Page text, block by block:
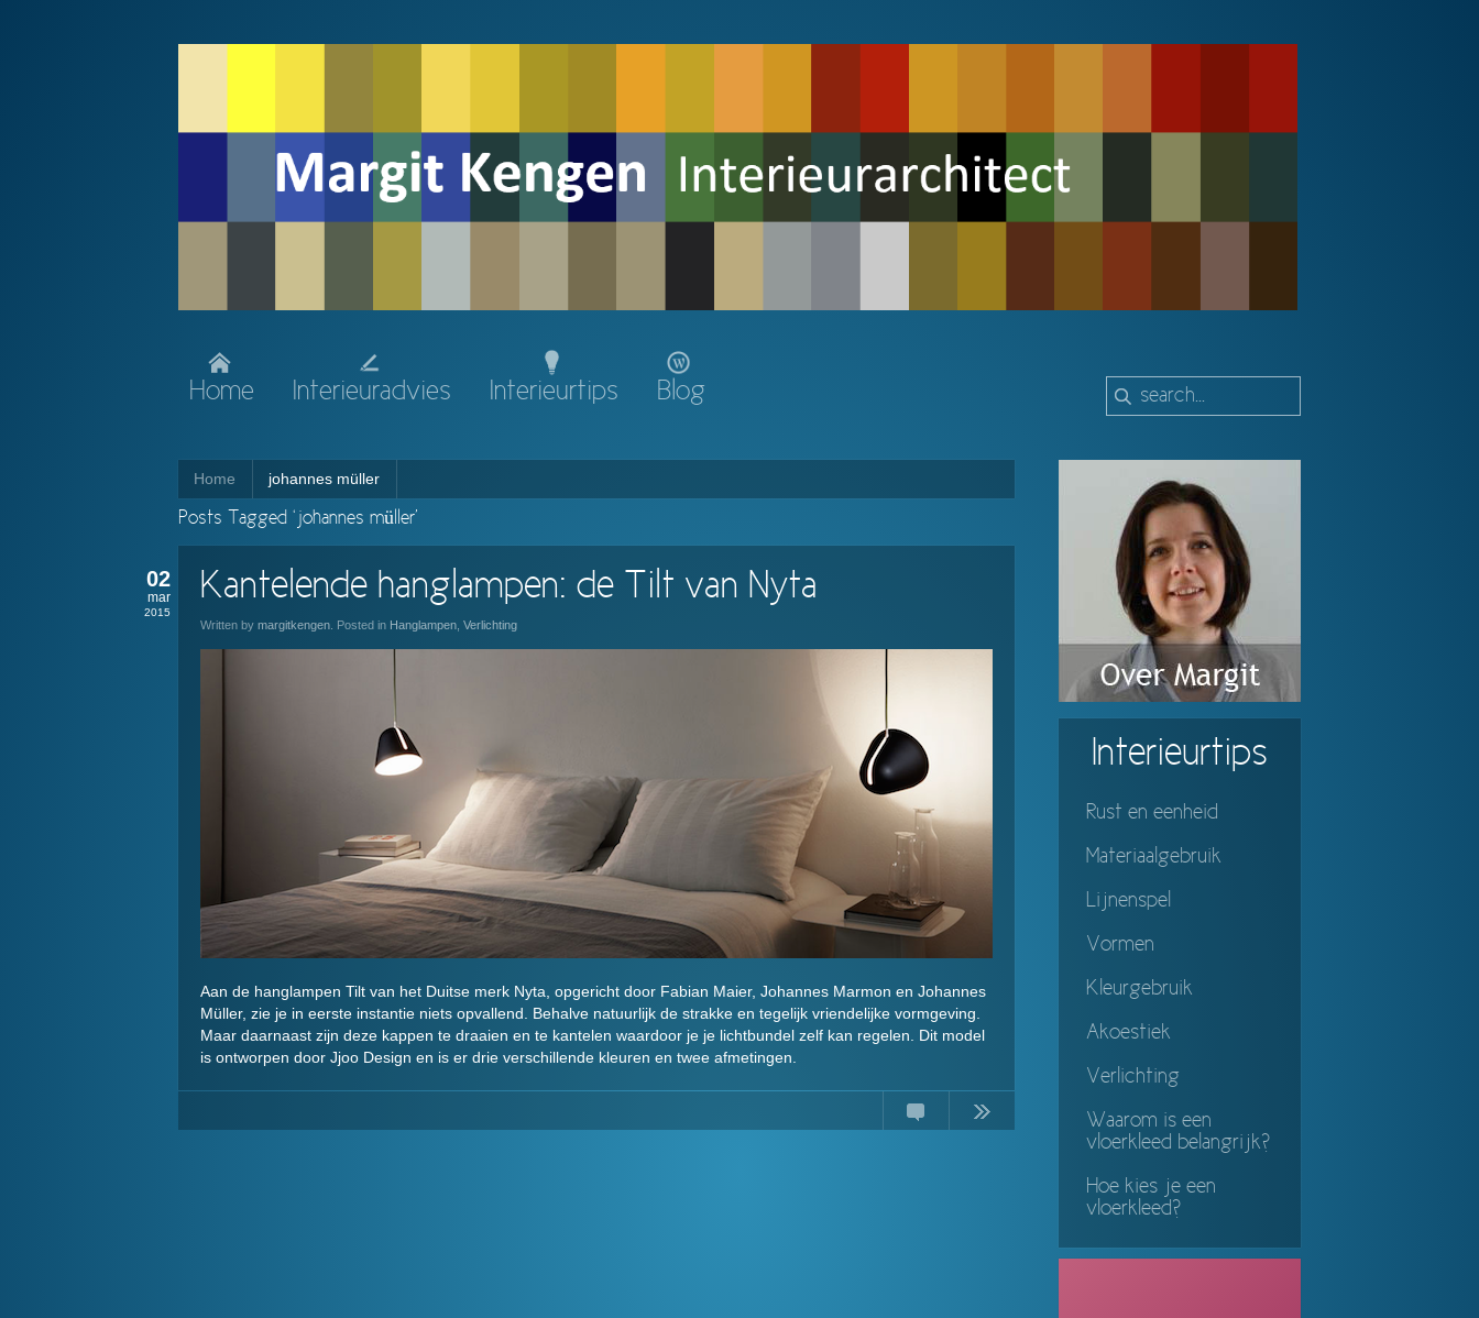
Home Interieuradvies Interieurtips Blog
Home johannes müller
Posts Tagged ‘johannes müller’
02
mar
2015
Kantelende hanglampen: de Tilt van Nyta
Written by margitkengen . Posted in Hanglampen Verlichting
Aan de hanglampen Tilt van het Duitse merk Nyta, opgericht door Fabian Maier, Johannes Marmon en Johannes
Müller, zie je in eerste instantie niets opvallend. Behalve natuurlijk de strakke en tegelijk vriendelijke vormgeving.
Maar daarnaast zijn deze kappen te draaien en te kantelen waardoor je je lichtbundel zelf kan regelen. Dit model
is ontworpen door Jjoo Design en is er drie verschillende kleuren en twee afmetingen.
Continue
Interieurtips
Rust en eenheid
Materiaalgebruik
Lijnenspel
Vormen
Kleurgebruik
Akoestiek
Verlichting
Waarom is een
vloerkleed belangrijk?
Hoe kies je een
vloerkleed?